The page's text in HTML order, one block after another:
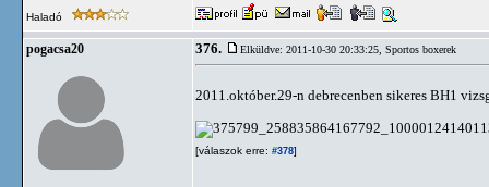
Haladó
pogacsa20 376. Elküldve: 2011-10-30 20:33:25, Sportos boxerek
2011.október.29-n debrecenben sikeres BH1
[válaszok erre: #378]